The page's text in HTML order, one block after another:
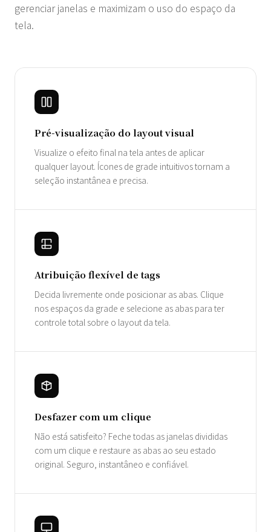
gerenciar janelas e maximizam o uso do espaço da
tela.
Pré-visualização do layout visual
Visualize o efeito final na tela antes de aplicar
qualquer layout. Ícones de grade intuitivos tornam a
seleção instantânea e precisa.
Atribuição flexível de tags
Decida livremente onde posicionar as abas. Clique
nos espaços da grade e selecione as abas para ter
controle total sobre o layout da tela.
Desfazer com um clique
Não está satisfeito? Feche todas as janelas divididas
com um clique e restaure as abas ao seu estado
original. Seguro, instantâneo e confiável.